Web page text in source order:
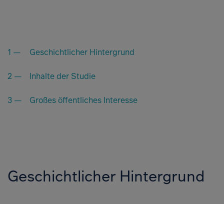
Geschichtlicher Hintergrund
Inhalte der Studie
Großes öffentliches Interesse
Geschichtlicher Hintergrund